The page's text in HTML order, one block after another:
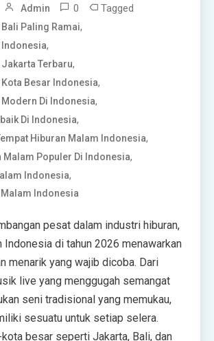
Admin 0 Tagged
Paling Ramai,
Indonesia,
Terbaru,
Besar Indonesia,
Di Indonesia,
Di Indonesia,
Hiburan Malam Indonesia,
Malam Populer Di Indonesia,
Indonesia,
Indonesia
pesat dalam industri hiburan,
Indonesia di tahun 2026 menawarkan
menarik yang wajib dicoba. Dari
live yang menggugah semangat
seni tradisional yang memukau,
sesuatu untuk setiap selera.
besar seperti Jakarta, Bali, dan